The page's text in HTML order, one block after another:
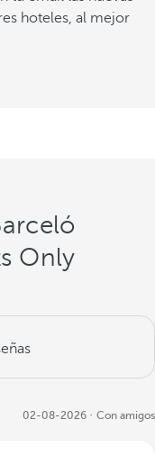
hoteles, al mejor
Only
02-08-2026 Con amigos